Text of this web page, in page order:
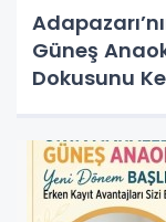
Güneş
Dokusunu